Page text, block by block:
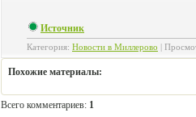
Источник
Категория: Новости в Миллерово
Похожие материалы:
Всего комментариев: 1